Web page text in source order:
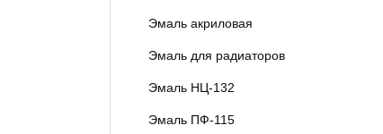
Эмаль акриловая
Эмаль для радиаторов
Эмаль НЦ-132
Эмаль ПФ-115